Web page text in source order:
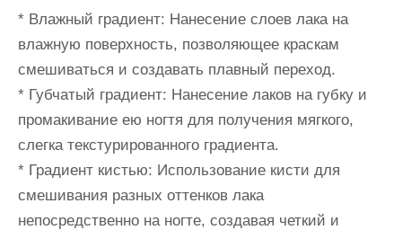
* Влажный градиент: Нанесение слоев лака на
влажную поверхность, позволяющее краскам
смешиваться и создавать плавный переход.
* Губчатый градиент: Нанесение лаков на губку и
промакивание ею ногтя для получения мягкого,
слегка текстурированного градиента.
* Градиент кистью: Использование кисти для
смешивания разных оттенков лака
непосредственно на ногте, создавая четкий и